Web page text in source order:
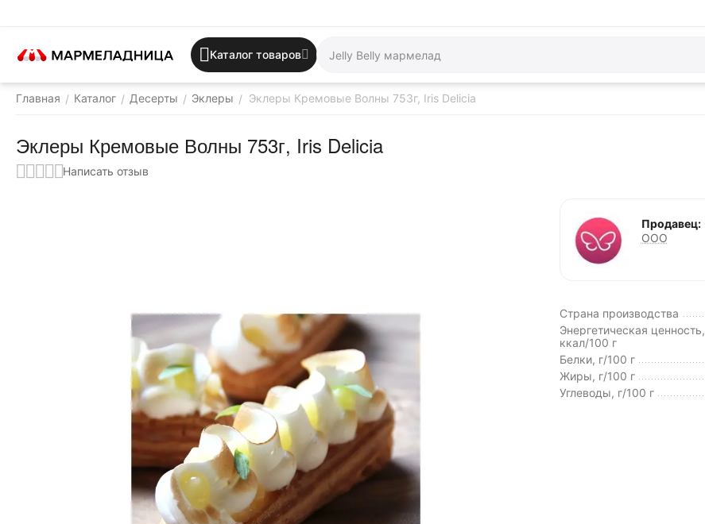
Каталог товаров
Главная / Каталог / Десерты / Эклеры / Эклеры Кремовые Волны 753г, Iris Delicia
Эклеры Кремовые Волны 753г, Iris Delicia
Написать отзыв
Продавец:
ООО
Страна производства
Энергетическая ценность,
ккал/100 г
Белки, г/100 г
Жиры, г/100 г
Углеводы, г/100 г